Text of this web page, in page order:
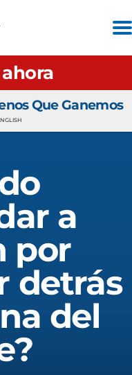
Que Ganemos
a
por
detrás
del